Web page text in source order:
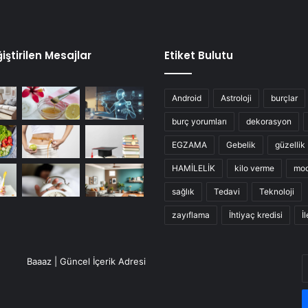
Mesajlar Etiket Bulutu
Android Astroloji burçlar
burç yorumları dekorasyon
EGZAMA Gebelik güzellik
HAMİLELİK kilo verme
sağlık Tedavi Teknoloji
zayıflama İhtiyaç kredisi
Baaaz | Güncel İçerik Adresi